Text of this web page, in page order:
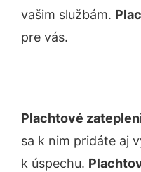
vašim službám.
pre vás.
Plachtové
sa k nim pridáte aj
k úspechu.